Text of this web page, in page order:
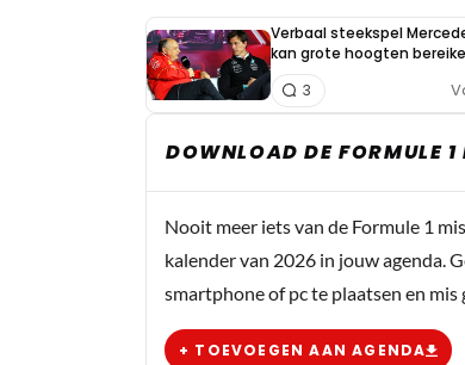
Verbaal steekspel
kan grote hoogten
3
DOWNLOAD DE FORMULE
Nooit meer iets van de Formule 1
kalender van 2026 in jouw agenda.
smartphone of pc te plaatsen en mis
+ TOEVOEGEN AAN AGENDA